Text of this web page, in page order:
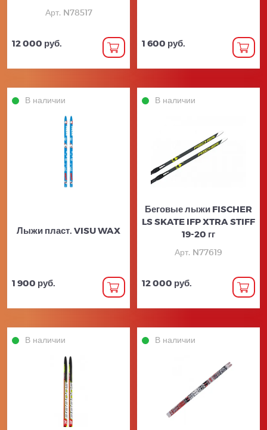
Арт. N78517
12 000 руб. 1 600 руб.
В наличии
Лыжи пласт. VISU WAX
1 900 руб.
В наличии
Беговые лыжи FISCHER
LS SKATE IFP XTRA STIFF
19-20 гг
Арт. N77619
12 000 руб.
В наличии В наличии